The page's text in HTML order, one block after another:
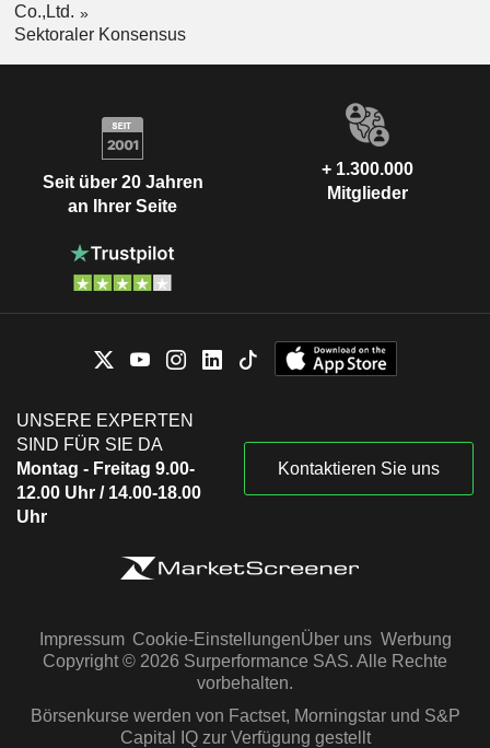
Co.,Ltd.
Sektoraler Konsensus
Seit über 20 Jahren
an Ihrer Seite
+ 1.300.000
Mitglieder
UNSERE EXPERTEN
SIND FÜR SIE DA
Montag - Freitag 9.00-
12.00 Uhr / 14.00-18.00
Uhr
Kontaktieren Sie uns
Impressum Cookie-EinstellungenÜber uns Werbung
Copyright © 2026 Surperformance SAS. Alle Rechte
vorbehalten.
Börsenkurse werden von Factset, Morningstar und S&P
Capital IQ zur Verfügung gestellt